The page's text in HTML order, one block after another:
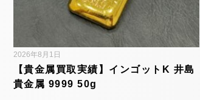
【貴金属買取実績】インゴットK 井島
貴金属 9999 50g
2026年8月1日